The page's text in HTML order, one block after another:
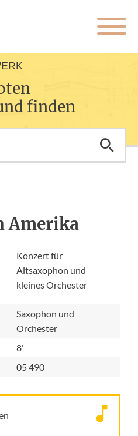
finden
Amerika
Konzert für
Altsaxophon und
kleines Orchester
Saxophon und
Orchester
8'
05 490